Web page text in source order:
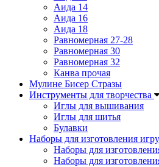
Аида 14
Аида 16
Аида 18
Равномерная 27-28
Равномерная 30
Равномерная 32
Канва прочая
Мулине Бисер Стразы
Инструменты для творчества
Иглы для вышивания
Иглы для шитья
Булавки
Наборы для изготовления
Наборы для
Наборы для